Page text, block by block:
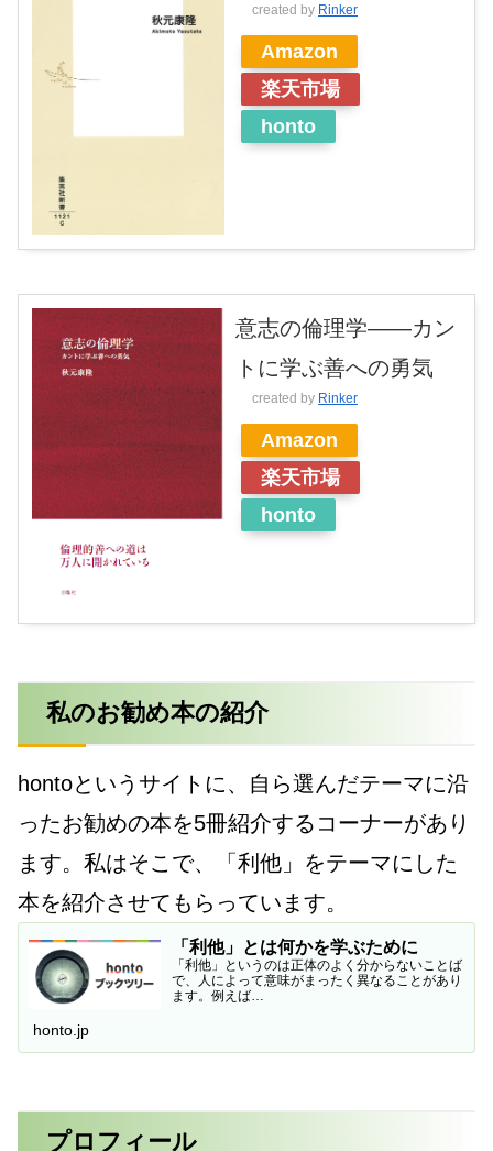
created by Rinker
Amazon
楽天市場
honto
意志の倫理学――カン
トに学ぶ善への勇気
created by Rinker
Amazon
楽天市場
honto
私のお勧め本の紹介
hontoというサイトに、自ら選んだテーマに沿
ったお勧めの本を5冊紹介するコーナーがあり
ます。私はそこで、「利他」をテーマにした
本を紹介させてもらっています。
「利他」とは何かを学ぶために
「利他」というのは正体のよく分からないことば
で、人によって意味がまったく異なることがあり
ます。例えば…
honto.jp
プロフィール